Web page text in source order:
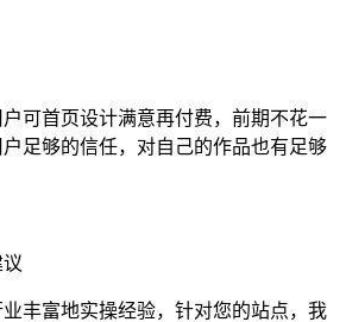
可首页设计满意再付费，前期不花一
足够的信任，对自己的作品也有足够
丰富地实操经验，针对您的站点，我